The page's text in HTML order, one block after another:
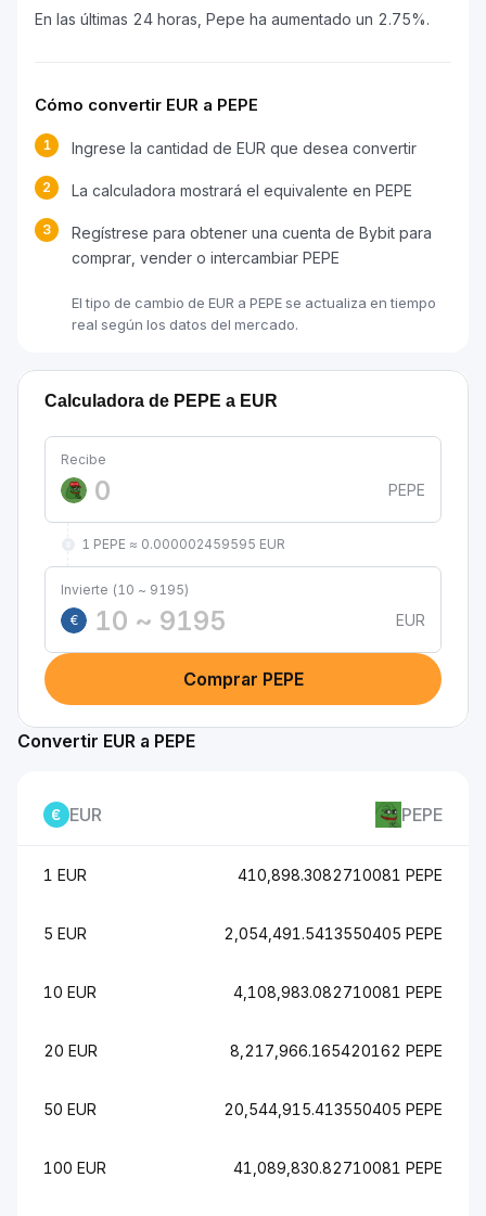
En las últimas 24 horas, Pepe ha aumentado un 2.75%.
Cómo convertir EUR a PEPE
1 Ingrese la cantidad de EUR que desea convertir
2 La calculadora mostrará el equivalente en PEPE
3
Regístrese para obtener una cuenta de Bybit para
comprar, vender o intercambiar PEPE
El tipo de cambio de EUR a PEPE se actualiza en tiempo
real según los datos del mercado.
Calculadora de PEPE a EUR
Recibe
PEPE
1 PEPE ≈ 0.000002459595 EUR
Invierte (10 ~ 9195)
€
EUR
Comprar PEPE
Convertir EUR a PEPE
EUR PEPE
1 EUR 410,898.3082710081 PEPE
5 EUR 2,054,491.5413550405 PEPE
10 EUR 4,108,983.082710081 PEPE
20 EUR 8,217,966.165420162 PEPE
50 EUR 20,544,915.413550405 PEPE
100 EUR 41,089,830.82710081 PEPE